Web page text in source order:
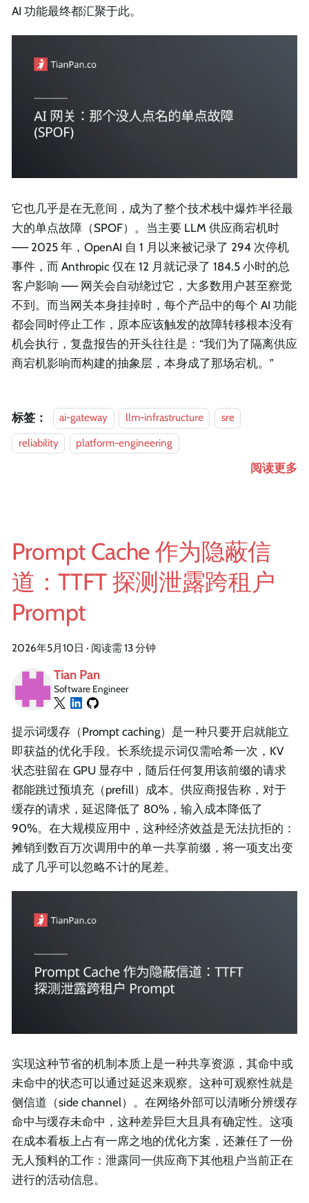
AI 功能最终都汇聚于此。
它也几乎是在无意间，成为了整个技术栈中爆炸半径最
大的单点故障（SPOF）。当主要 LLM 供应商宕机时
—— 2025 年，OpenAI 自 1 月以来被记录了 294 次停机
事件，而 Anthropic 仅在 12 月就记录了 184.5 小时的总
客户影响 —— 网关会自动绕过它，大多数用户甚至察觉
不到。而当网关本身挂掉时，每个产品中的每个 AI 功能
都会同时停止工作，原本应该触发的故障转移根本没有
机会执行，复盘报告的开头往往是：“我们为了隔离供应
商宕机影响而构建的抽象层，本身成了那场宕机。”
标签： ai-gateway llm-infrastructure
sre
reliability
platform-engineering
阅读更多
Prompt Cache 作为隐蔽信
道：TTFT 探测泄露跨租户
Prompt
2026年5月10日 · 阅读需 13 分钟
Tian Pan
Software Engineer
提示词缓存（Prompt caching）是一种只要开启就能立
即获益的优化手段。长系统提示词仅需哈希一次，KV
状态驻留在 GPU 显存中，随后任何复用该前缀的请求
都能跳过预填充（prefill）成本。供应商报告称，对于
缓存的请求，延迟降低了 80%，输入成本降低了
90%。在大规模应用中，这种经济效益是无法抗拒的：
摊销到数百万次调用中的单一共享前缀，将一项支出变
成了几乎可以忽略不计的尾差。
实现这种节省的机制本质上是一种共享资源，其命中或
未命中的状态可以通过延迟来观察。这种可观察性就是
侧信道（side channel）。在网络外部可以清晰分辨缓存
命中与缓存未命中，这种差异巨大且具有确定性。这项
在成本看板上占有一席之地的优化方案，还兼任了一份
无人预料的工作：泄露同一供应商下其他租户当前正在
进行的活动信息。